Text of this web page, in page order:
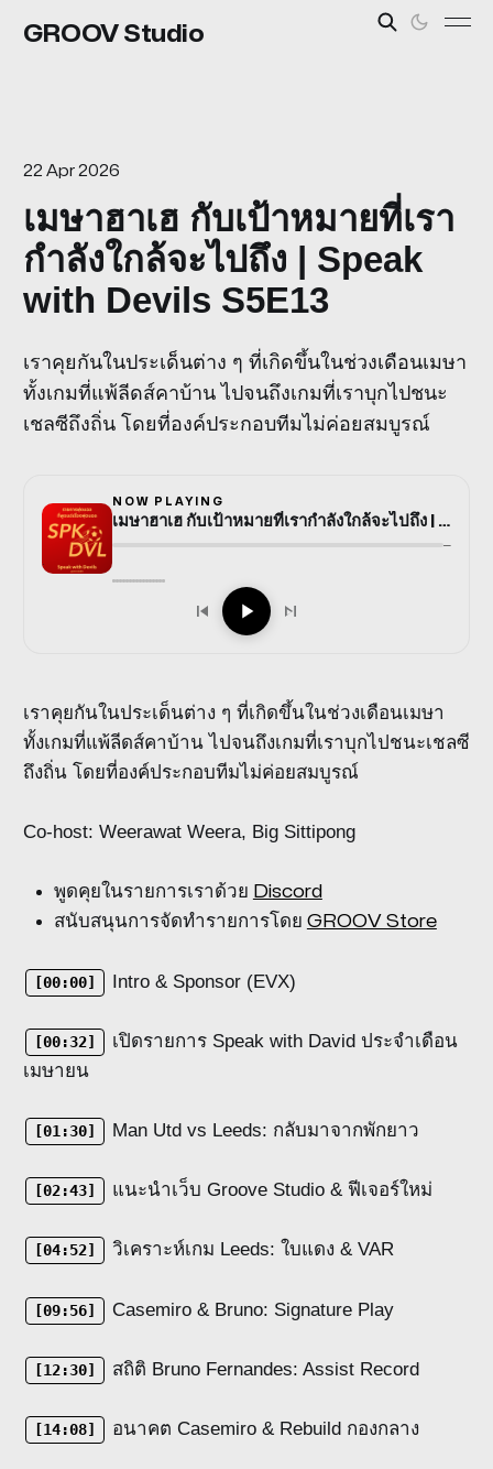
GROOV Studio
22 Apr 2026
เมษาฮาเฮ กับเป้าหมายที่เรา
กำลังใกล้จะไปถึง | Speak
with Devils S5E13
เราคุยกันในประเด็นต่าง ๆ ที่เกิดขึ้นในช่วงเดือนเมษา
ทั้งเกมที่แพ้ลีดส์คาบ้าน ไปจนถึงเกมที่เราบุกไปชนะ
เชลซีถึงถิ่น โดยที่องค์ประกอบทีมไม่ค่อยสมบูรณ์
NOW PLAYING
เมษาฮาเฮ กับเป้าหมายที่เรากำลังใกล้จะไปถึง | Speak with Devils S5E13
—
เราคุยกันในประเด็นต่าง ๆ ที่เกิดขึ้นในช่วงเดือนเมษา
ทั้งเกมที่แพ้ลีดส์คาบ้าน ไปจนถึงเกมที่เราบุกไปชนะเชลซี
ถึงถิ่น โดยที่องค์ประกอบทีมไม่ค่อยสมบูรณ์
Co-host: Weerawat Weera, Big Sittipong
พูดคุยในรายการเราด้วย Discord
สนับสนุนการจัดทำรายการโดย GROOV Store
[00:00] Intro & Sponsor (EVX)
[00:32]
เปิดรายการ Speak with David ประจำเดือน
เมษายน
[01:30] Man Utd vs Leeds: กลับมาจากพักยาว
[02:43] แนะนำเว็บ Groove Studio & ฟีเจอร์ใหม่
[04:52] วิเคราะห์เกม Leeds: ใบแดง & VAR
[09:56] Casemiro & Bruno: Signature Play
[12:30] สถิติ Bruno Fernandes: Assist Record
[14:08] อนาคต Casemiro & Rebuild กองกลาง